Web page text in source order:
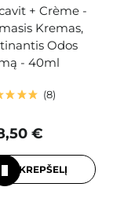
+ Crème -
Kremas,
Odos
- 40ml
8
€
Į KREPŠELĮ